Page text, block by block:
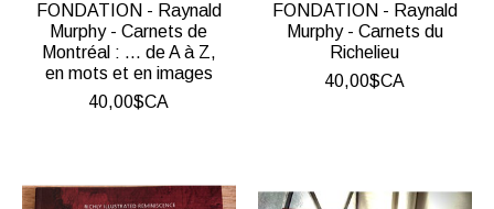
FONDATION - Raynald
Murphy - Carnets de
Montréal : ... de A à Z,
en mots et en images
40,00$CA
FONDATION - Raynald
Murphy - Carnets du
Richelieu
40,00$CA